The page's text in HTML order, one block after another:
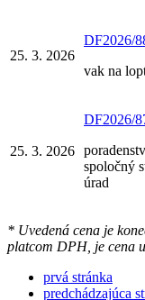
25. 3. 2026
DF2026/
vak na
25. 3. 2026
DF2026/
spoločný
úrad
* Uvedená cena je
platcom DPH, je cena
prvá stránka
predchádzajúca